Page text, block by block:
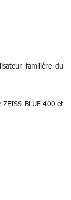
familière du
BLUE 400 et